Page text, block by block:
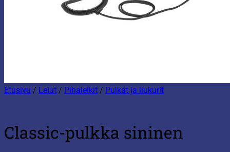
Etusivu / Lelut / Pihaleikit / Pulkat ja liukurit
Classic-pulkka sininen